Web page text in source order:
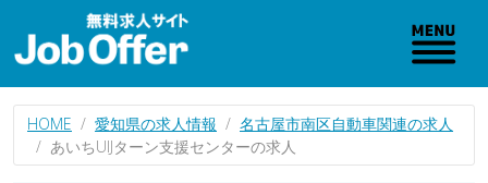
HOME 愛知県の求人情報
名古屋市南区自動車関連の求人
あいちUIJターン支援センターの求人